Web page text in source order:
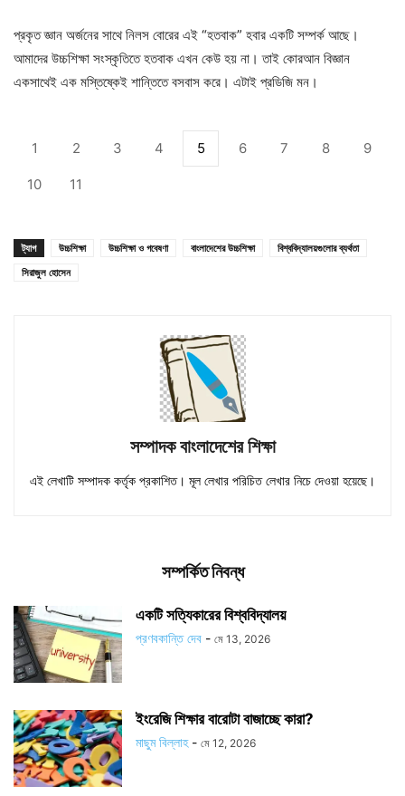
প্রকৃত জ্ঞান অর্জনের সাথে নিলস বোরের এই “হতবাক” হবার একটি সম্পর্ক আছে।
আমাদের উচ্চশিক্ষা সংস্কৃতিতে হতবাক এখন কেউ হয় না। তাই কোরআন বিজ্ঞান
একসাথেই এক মস্তিষ্কেই শান্তিতে বসবাস করে। এটাই প্রডিজি মন।
1 2 3 4 5 6 7 8 9
10 11
ট্যাগ উচ্চশিক্ষা উচ্চশিক্ষা ও গবেষণা বাংলাদেশের উচ্চশিক্ষা
বিশ্ববিদ্যালয়গুলোর ব্যর্থতা
সিরাজুল হোসেন
সম্পাদক বাংলাদেশের শিক্ষা
এই লেখাটি সম্পাদক কর্তৃক প্রকাশিত। মূল লেখার পরিচিত লেখার নিচে দেওয়া হয়েছে।
সম্পর্কিত নিবন্ধ
একটি সত্যিকারের বিশ্ববিদ্যালয়
প্রণবকান্তি দেব - মে 13, 2026
ইংরেজি শিক্ষার বারোটা বাজাচ্ছে কারা?
মাছুম বিল্লাহ - মে 12, 2026